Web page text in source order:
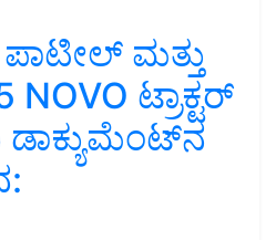
ಮತ್ತು
ಟ್ರಾಕ್ಟರ್
ಡಾಕ್ಯುಮೆಂಟ್‌ನ